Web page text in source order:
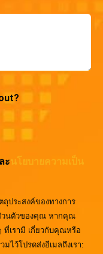
ะนโยบายความเป็น
ประสงค์ของทางการ
ส่วนตัวของคุณ หากคุณ
ที่เรามี เกี่ยวกับคุณหรือ
ไว้โปรดส่งอีเมลถึงเรา: